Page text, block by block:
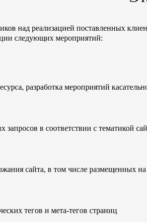
над реализацией поставленных
следующих мероприятий:
разработка мероприятий
в соответствии с тематикой
сайта, в том числе размещенных на
тегов и мета-тегов страниц